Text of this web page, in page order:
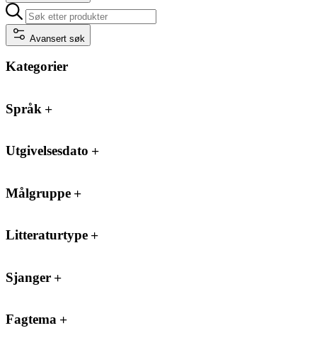
Avansert søk
Kategorier
Språk
Utgivelsesdato
Målgruppe
Litteraturtype
Sjanger
Fagtema